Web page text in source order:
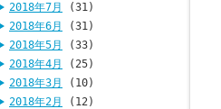
2018年7月
(31)
2018年6月
(31)
2018年5月
(33)
2018年4月
(25)
2018年3月
(10)
2018年2月
(12)